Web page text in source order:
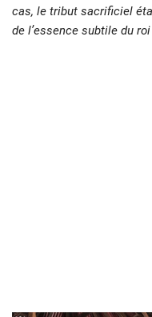
cas, le tribut sacrificiel
de l’essence subtile du